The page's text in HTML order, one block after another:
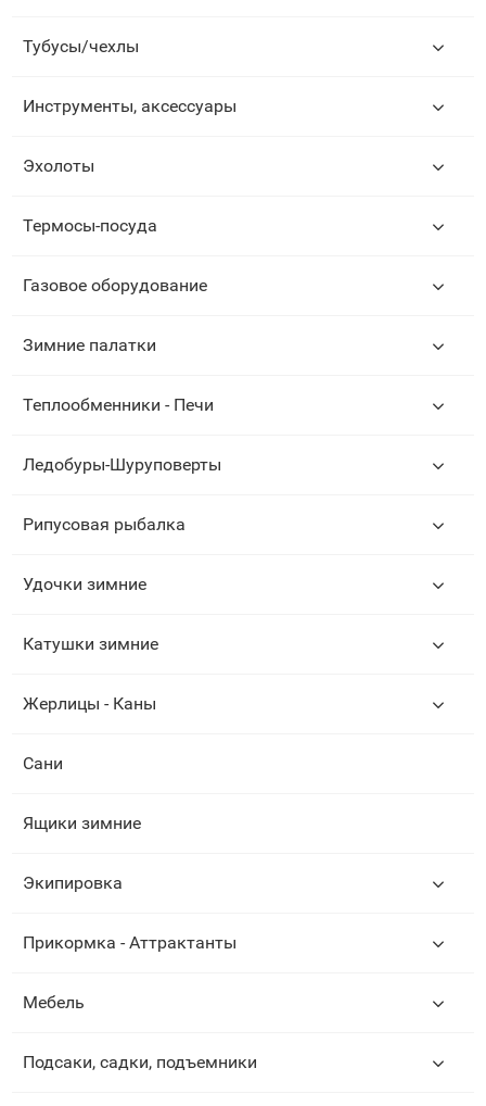
Тубусы/чехлы
Инструменты, аксессуары
Эхолоты
Термосы-посуда
Газовое оборудование
Зимние палатки
Теплообменники - Печи
Ледобуры-Шуруповерты
Рипусовая рыбалка
Удочки зимние
Катушки зимние
Жерлицы - Каны
Сани
Ящики зимние
Экипировка
Прикормка - Аттрактанты
Мебель
Подсаки, садки, подъемники